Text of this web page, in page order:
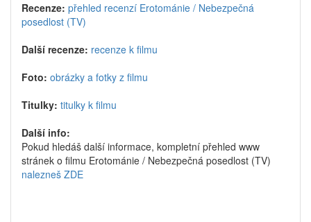
Recenze: přehled recenzí Erotománie / Nebezpečná
posedlost (TV)
Další recenze: recenze k filmu
Foto: obrázky a fotky z filmu
Titulky: titulky k filmu
Další info:
Pokud hledáš další informace, kompletní přehled www
stránek o filmu Erotománie / Nebezpečná posedlost (TV)
nalezneš ZDE